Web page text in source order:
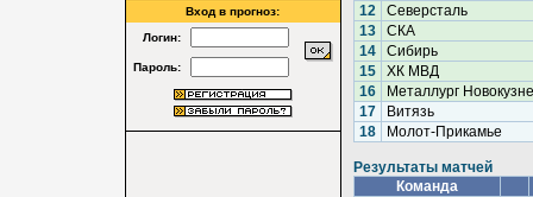
Вход в прогноз:
Логин:
Пароль:
12
Северсталь
13
СКА
14
Сибирь
15
ХК МВД
16
Металлург
17
Витязь
18
Молот-Прикамье
Результаты матчей
Команда